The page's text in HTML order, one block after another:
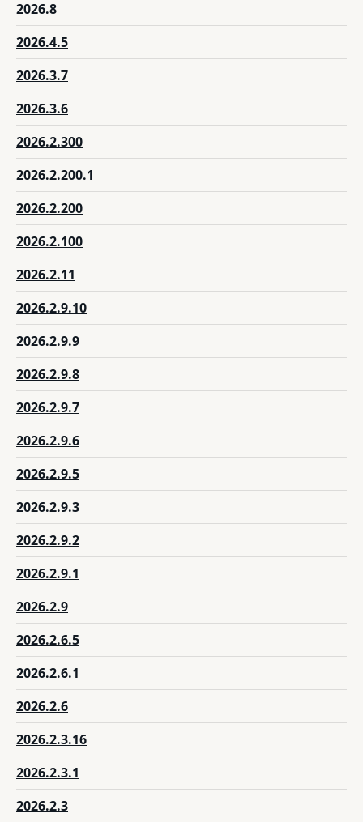
2026.8
2026.4.5
2026.3.7
2026.3.6
2026.2.300
2026.2.200.1
2026.2.200
2026.2.100
2026.2.11
2026.2.9.10
2026.2.9.9
2026.2.9.8
2026.2.9.7
2026.2.9.6
2026.2.9.5
2026.2.9.3
2026.2.9.2
2026.2.9.1
2026.2.9
2026.2.6.5
2026.2.6.1
2026.2.6
2026.2.3.16
2026.2.3.1
2026.2.3